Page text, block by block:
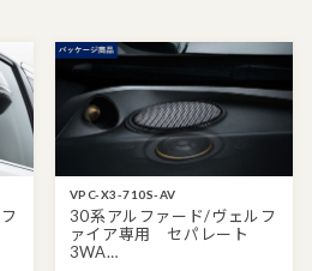
VPC-X3-710S-AV
30系アルファード/ヴェルフ
ァイア専用 セパレート
3WA…